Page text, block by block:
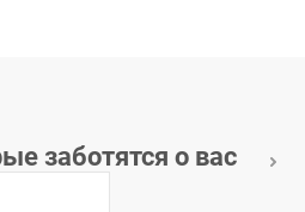
заботятся о вас